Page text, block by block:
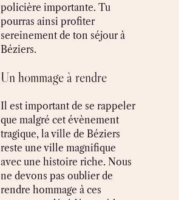
policière importante. Tu
pourras ainsi profiter
sereinement de ton séjour à
Béziers.
Un hommage à rendre
Il est important de se rappeler
que malgré cet évènement
tragique, la ville de Béziers
reste une ville magnifique
avec une histoire riche. Nous
ne devons pas oublier de
rendre hommage à ces